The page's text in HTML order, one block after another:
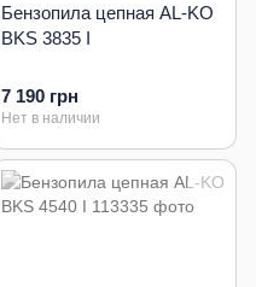
Бензопила цепная AL-KO
BKS 3835 I
7 190 грн
Нет в наличии